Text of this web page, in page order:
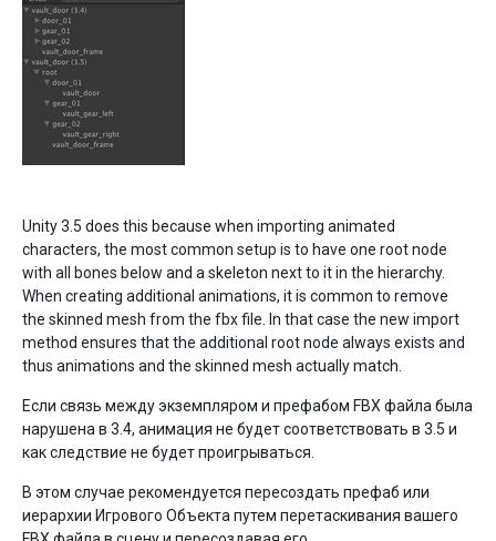
Unity 3.5 does this because when importing animated
characters, the most common setup is to have one root node
with all bones below and a skeleton next to it in the hierarchy.
When creating additional animations, it is common to remove
the skinned mesh from the fbx file. In that case the new import
method ensures that the additional root node always exists and
thus animations and the skinned mesh actually match.
Если связь между экземпляром и префабом FBX файла была
нарушена в 3.4, анимация не будет соответствовать в 3.5 и
как следствие не будет проигрываться.
В этом случае рекомендуется пересоздать префаб или
иерархии Игрового Объекта путем перетаскивания вашего